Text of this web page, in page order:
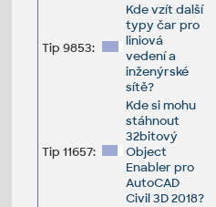
Tip 9853:
Kde vzít další
typy čar pro
liniová
vedení a
inženýrské
sítě?
Tip 11657:
Kde si mohu
stáhnout
32bitový
Object
Enabler pro
AutoCAD
Civil 3D 2018?